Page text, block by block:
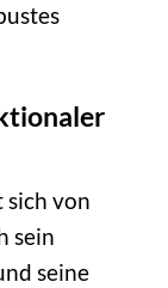
sich von
sein
seine